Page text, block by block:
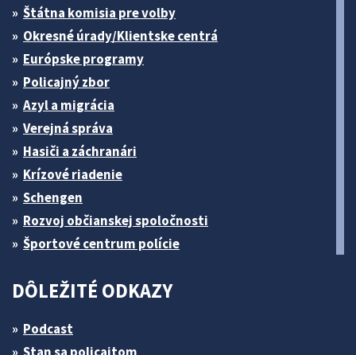
Štátna komisia pre volby
Okresné úrady/Klientske centrá
Európske programy
Policajný zbor
Azyl a migrácia
Verejná správa
Hasiči a záchranári
Krízové riadenie
Schengen
Rozvoj občianskej spoločnosti
Športové centrum polície
DÔLEŽITÉ ODKAZY
Podcast